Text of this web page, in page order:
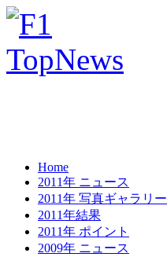
Home
2011年 ニュース
2011年 写真ギャラリー
2011年結果
2011年 ポイント
2009年 ニュース